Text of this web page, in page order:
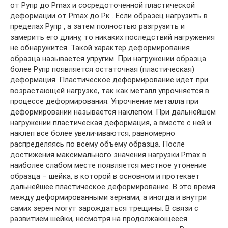
от Рупр до Рmax и сосредоточенной пластической
деформации от Рmax до Рк . Если образец нагрузить в
пределах Рупр , а затем полностью разгрузить и
замерить его длину, то никаких последствий нагружения
не обнаружится. Такой характер деформирования
образца называется упругим. При нагружении образца
более Рупр появляется остаточная (пластическая)
деформация. Пластическое деформирование идет при
возрастающей нагрузке, так как металл упрочняется в
процессе деформирования. Упрочнение металла при
деформировании называется наклепом. При дальнейшем
нагружении пластическая деформация, а вместе с ней и
наклеп все более увеличиваются, равномерно
распределяясь по всему объему образца. После
достижения максимального значения нагрузки Рmax в
наиболее слабом месте появляется местное утонение
образца – шейка, в которой в основном и протекает
дальнейшее пластическое деформирование. В это время
между деформированными зернами, а иногда и внутри
самих зерен могут зарождаться трещины. В связи с
развитием шейки, несмотря на продолжающееся